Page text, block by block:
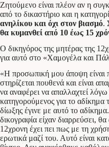
Ζητούμενο είναι πλέον αν η
από το δικαστήριο και η
ανηλίκου και όχι στον βιασμό.
θα κυμανθεί από 10 έως 15
Ο δικηγόρος της μητέρας της
για αυτό στο «Χαμογέλα και
«Η προσωπική μου άποψη είναι
στηρίζεται πουθενά και είναι
να αναφέρει να απαλλαχτεί
κατηγορούμενος για το
δίωξης έγινε με αυτό το
δικογραφία είχαν διαρρεύσει,
12χρονη έχει πει πως με τη
ερωτικά μαζί του. Αυτό είναι